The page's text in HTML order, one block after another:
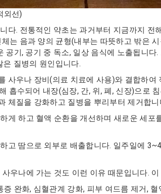
외선)
다. 전통적인 약초는 과거부터 지금까지
는 음과 양의 균형(내부는 따뜻하고 밖은
기, 공기 중 독소, 일상 음식에 노출됩니
질병의 원인입니다.
사우나 장비(의료 치료에 사용)와 결합하
흡수되어 내장(심장, 간, 위, 폐, 신장)으로
체질을 강화하고 질병을 뿌리부터 제거합니
게 하고 혈액 순환을 개선하며 새로운 세
고 땀으로 외부로 배출합니다. 일주일에
우나에 가는 것도 이런 이유 때문입니다.
완화, 심혈관계 강화, 피부 여드름 제거,